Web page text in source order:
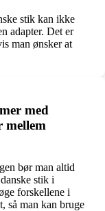
stik kan ikke
adapter. Det er
man ønsker at
med
mellem
bør man altid
stik i
forskellene i
så man kan bruge